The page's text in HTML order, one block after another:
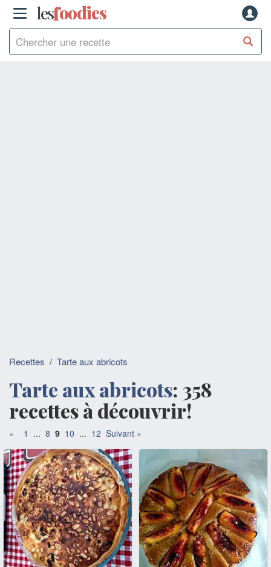
lesfoodies
Recettes / Tarte aux abricots
Tarte aux abricots: 358
recettes à découvrir!
« 1 ... 8 9 10 ... 12 Suivant »